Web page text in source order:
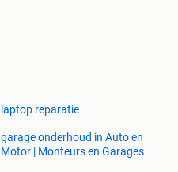
laptop reparatie
garage onderhoud in Auto en
Motor | Monteurs en Garages